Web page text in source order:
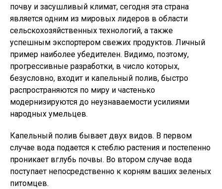
почву и засушливый климат, сегодня эта страна
является одним из мировых лидеров в области
сельскохозяйственных технологий, а также
успешным экспортером свежих продуктов. Личный
пример наиболее убедителен. Видимо, поэтому,
прогрессивные разработки, в число которых,
безусловно, входит и капельный полив, быстро
распространяются по миру и частенько
модернизируются до неузнаваемости усилиями
народных умельцев.
Капельный полив бывает двух видов. В первом
случае вода подается к стеблю растения и постепенно
проникает вглубь почвы. Во втором случае вода
поступает непосредственно к корням ваших зеленых
питомцев.